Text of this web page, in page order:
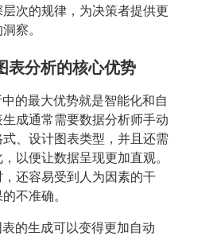
次的规律，为决策者提供更
察。
表分析的核心优势
的最大优势就是智能化和自
成通常需要数据分析师手动
、设计图表类型，并且还需
以便让数据呈现更加直观。
还容易受到人为因素的干
不准确。
的生成可以变得更加自动